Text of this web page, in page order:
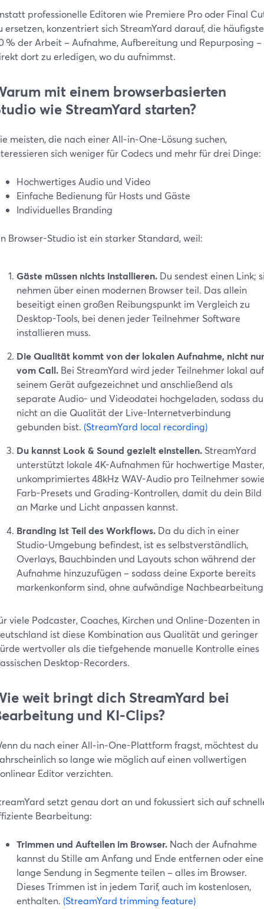
professionelle Editoren wie Premiere Pro oder Final
ersetzen, konzentriert sich StreamYard darauf, die
% der Arbeit – Aufnahme, Aufbereitung und Repurposing –
dort zu erledigen, wo du aufnimmst.
mit einem browserbasierten
wie StreamYard starten?
meisten, die nach einer All‑in‑One-Lösung suchen,
sich weniger für Codecs und mehr für drei Dinge:
Hochwertiges Audio und Video
Einfache Bedienung für Hosts und Gäste
Individuelles Branding
Browser-Studio ist ein starker Standard, weil:
Gäste müssen nichts installieren.Du sendest einen Link;
nehmen über einen modernen Browser teil. Das allein
beseitigt einen großen Reibungspunkt im Vergleich zu
Desktop-Tools, bei denen jeder Teilnehmer Software
installieren muss.
Die Qualität kommt von der lokalen Aufnahme, nicht nur
vom Call.Bei StreamYard wird jeder Teilnehmer lokal auf
seinem Gerät aufgezeichnet und anschließend als
separate Audio- und Videodatei hochgeladen, sodass du
nicht an die Qualität der Live-Internetverbindung
gebunden bist. (StreamYard local recording)
Du kannst Look & Sound gezielt einstellen.StreamYard
unterstützt lokale 4K-Aufnahmen für hochwertige Master,
unkomprimiertes 48kHz WAV-Audio pro Teilnehmer
Farb-Presets und Grading-Kontrollen, damit du dein Bild
an Marke und Licht anpassen kannst.
Branding ist Teil des Workflows.Da du dich in einer
Studio-Umgebung befindest, ist es selbstverständlich,
Overlays, Bauchbinden und Layouts schon während der
Aufnahme hinzuzufügen – sodass deine Exporte bereits
markenkonform sind, ohne aufwändige
viele Podcaster, Coaches, Kirchen und Online-Dozenten in
ist diese Kombination aus Qualität und geringer
wertvoller als die tiefgehende manuelle Kontrolle eines
Desktop-Recorders.
weit bringt dich StreamYard bei
und KI-Clips?
du nach einer All‑in‑One-Plattform fragst, möchtest du
so lange wie möglich auf einen vollwertigen
Editor verzichten.
setzt genau dort an und fokussiert sich auf
Bearbeitung:
Trimmen und Aufteilen im Browser.Nach der Aufnahme
kannst du Stille am Anfang und Ende entfernen oder eine
lange Sendung in Segmente teilen – alles im Browser.
Dieses Trimmen ist in jedem Tarif, auch im kostenlosen,
enthalten. (StreamYard trimming feature)